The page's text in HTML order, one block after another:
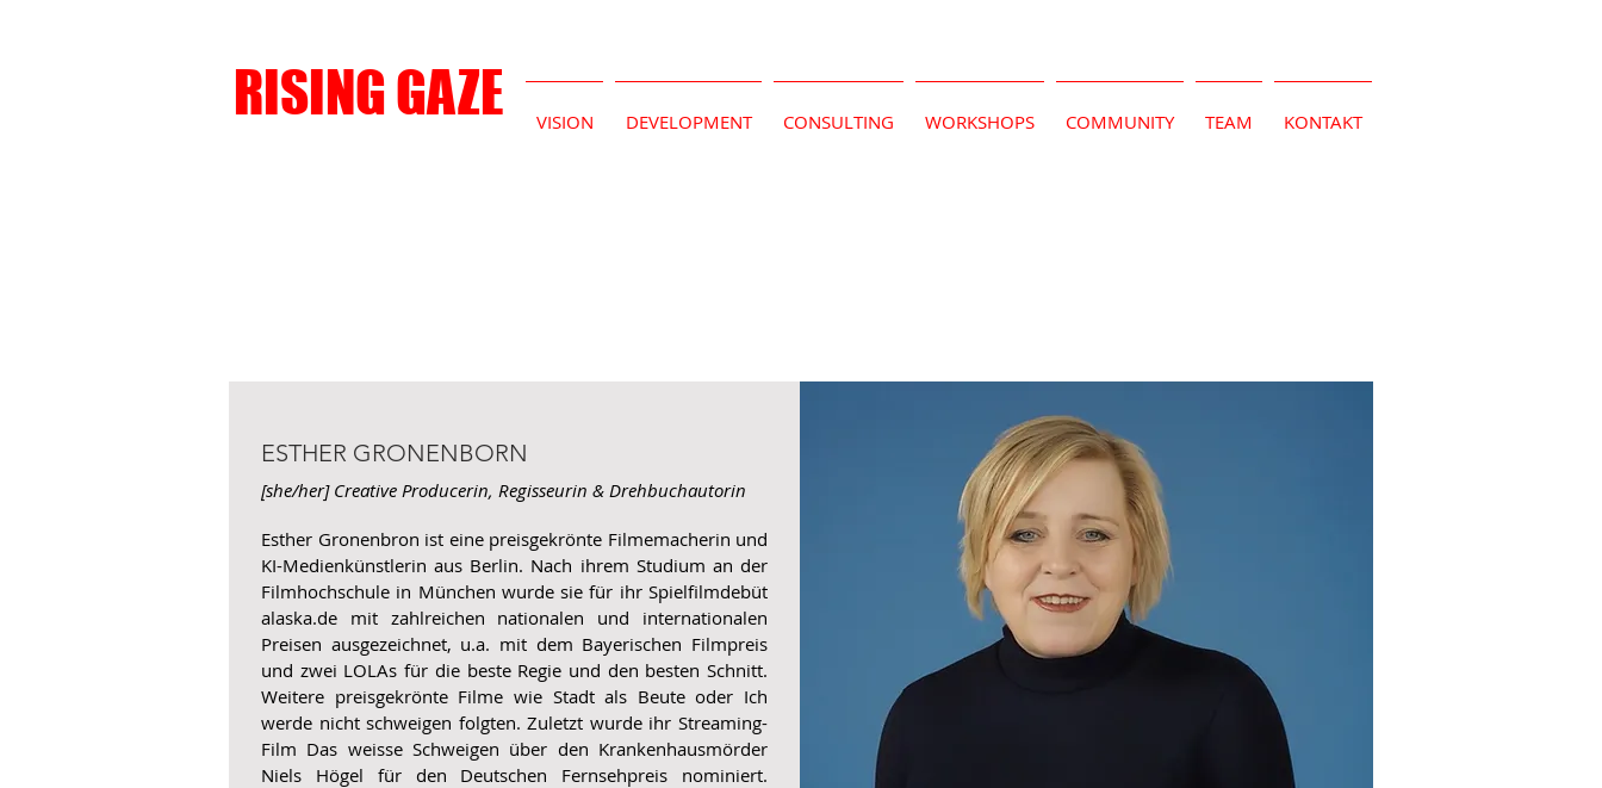
RISING GAZE VISION DEVELOPMENT CONSULTING WORKSHOPS COMMUNITY TEAM KONTAKT
ESTHER GRONENBORN
[she/her] Creative Producerin, Regisseurin & Drehbuchautorin
Esther Gronenbron ist eine preisgekrönte Filmemacherin und
KI-Medienkünstlerin aus Berlin. Nach ihrem Studium an der
Filmhochschule in München wurde sie für ihr Spielfilmdebüt
alaska.de mit zahlreichen nationalen und internationalen
Preisen ausgezeichnet, u.a. mit dem Bayerischen Filmpreis
und zwei LOLAs für die beste Regie und den besten Schnitt.
Weitere preisgekrönte Filme wieStadt als Beuteoder Ich
werde nicht schweigen folgten. Zuletzt wurde ihr Streaming-
Film Das weisse Schweigen über den Krankenhausmörder
Niels Högel für den Deutschen Fernsehpreis nominiert.